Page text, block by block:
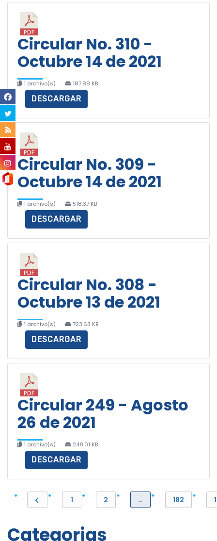
Circular No. 310 -
Octubre 14 de 2021
1 archivo(s) 187.88 KB
DESCARGAR
Circular No. 309 -
Octubre 14 de 2021
1 archivo(s) 518.37 KB
DESCARGAR
Circular No. 308 -
Octubre 13 de 2021
1 archivo(s) 723.63 KB
DESCARGAR
Circular 249 - Agosto
26 de 2021
1 archivo(s) 248.01 KB
DESCARGAR
1 2 … 182
Categorias